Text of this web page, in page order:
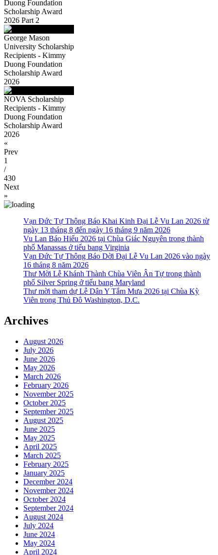
Duong Foundation
Scholarship Award
2026 Part 2
George Mason
University Scholarship
Recipients - Kimmy
Duong Foundation
Scholarship Award
2026
NOVA Scholarship
Recipients - Kimmy
Duong Foundation
Scholarship Award
2026
«
Prev
1
/
430
Next
»
Vạn Đức Tự Thông Báo Khai Kinh Đại Lễ Vu Lan 2026 từ
ngày 13 tháng 8 đến ngày 16 tháng 9 năm 2026
Vu Lan Báo Hiếu 2026 tại Chùa Giác Nguyên trong thành
phố Manassas ở tiểu bang Virginia
Vạn Đức Tự Thông Báo Dời Đại Lễ Vu Lan 2026 vào ngày
16 tháng 8 năm 2026
Thư Mời Lễ Khánh Thành Chùa Viên Ân Tự trong thành
phố Silver Spring ở tiểu bang Maryland
Thư mời tham dự Lễ Dân Y Tắm Mưa 2026 tại Chùa Kỳ
Viên trong Thủ Đô Washington, D.C.
Archives
August 2026
July 2026
June 2026
May 2026
March 2026
February 2026
November 2025
October 2025
September 2025
August 2025
June 2025
May 2025
April 2025
March 2025
February 2025
January 2025
December 2024
November 2024
October 2024
September 2024
August 2024
July 2024
June 2024
May 2024
April 2024